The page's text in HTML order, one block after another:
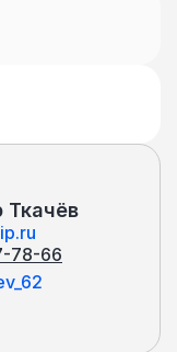
Ткачёв
78-66